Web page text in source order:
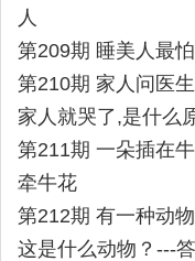
人
第209期 睡美人最
第210期 家人问医
家人就哭了,是什么
第211期 一朵插在
牵牛花
第212期 有一种动
这是什么动物？---